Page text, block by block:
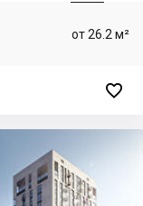
от 26.2 м²
